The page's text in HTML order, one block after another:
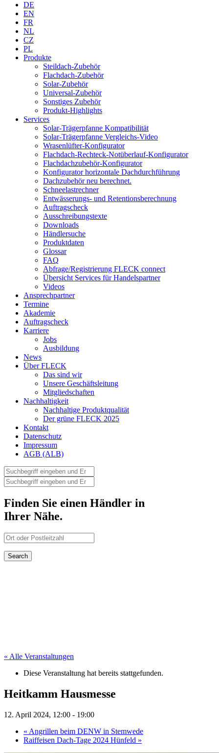
DE
EN
FR
NL
CZ
PL
Produkte
Steildach-Zubehör
Flachdach-Zubehör
Solar-Zubehör
Universal-Zubehör
Sonstiges Zubehör
Produkt-Highlights
Services
Solar-Trägerpfanne Kompatibilität
Solar-Trägerpfanne Vergleichs-Video
Wrasenlüfter-Konfigurator
Flachdach-Rechteck-Notüberlauf-Konfigurator
Flachdachzubehör-Konfigurator
Konfigurator horizontale Dachdurchführung
Dachzubehör neu berechnet.
Schneelastrechner
Entwässerungs- und Retentionsberechnung
Auftragscheck
Ausschreibungstexte
Downloads
Händlersuche
Produktdaten
Glossar
FAQ
Abfrage/Registrierung FLECK connect
Übersicht Services für Handelspartner
Videos
Ansprechpartner
Termine
Akademie
Auftragscheck
Karriere
Jobs
Ausbildung
News
Über FLECK
Das sind wir
Unsere Geschäftsleitung
Mitgliedschaften
Nachhaltigkeit
Nachhaltige Produktqualität
Der grüne FLECK 2025
Kontakt
Datenschutz
Impressum
AGB (ALB)
Finden Sie einen Händler in
Ihrer Nähe.
« Alle Veranstaltungen
Diese Veranstaltung hat bereits stattgefunden.
Heitkamm Hausmesse
12. April 2024, 12:00 - 19:00
« Angrillen beim DENW in Stemwede
Raiffeisen Dach-Tage 2024 Hünfeld »